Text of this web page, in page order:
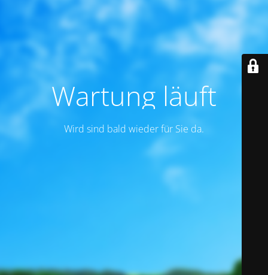
Wartung läuft
Wird sind bald wieder für Sie da.